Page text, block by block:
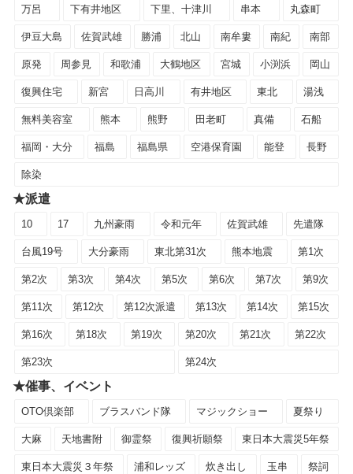
万呂 下有井地区 下里、十津川 串本 丸森町
伊豆大島 佐賀武雄 勝浦 北山 南牟婁 南紀 南部
原発 周参見 和歌浦 大鶴地区 宮城 小渕浜 岡山
復興住宅 新宮 日高川 有井地区 東北 湯浅
無料美容室 熊本 熊野 田老町 真備 石船
福岡・大分 福島 福島県 空港保育園 能登 長野
除染
★派遣
10 17 九州豪雨 令和元年 佐賀武雄 先遣隊
台風19号 大分豪雨 東北第31次 熊本地震 第1次
第2次 第3次 第4次 第5次 第6次 第7次 第9次
第11次 第12次 第12次派遣 第13次 第14次 第15次
第16次 第18次 第19次 第20次 第21次 第22次
第23次 第24次
★催事、イベント
OTO倶楽部 ブラスバンド隊 マジックショー 夏祭り
大麻 天地書附 御霊祭 復興祈願祭 東日本大震災5年祭
東日本大震災３年祭 浦和レッズ 炊き出し 玉串 祭詞